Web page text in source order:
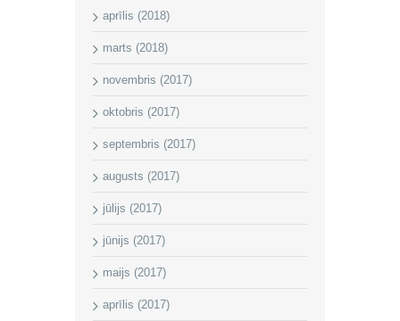
aprīlis (2018)
marts (2018)
novembris (2017)
oktobris (2017)
septembris (2017)
augusts (2017)
jūlijs (2017)
jūnijs (2017)
maijs (2017)
aprīlis (2017)